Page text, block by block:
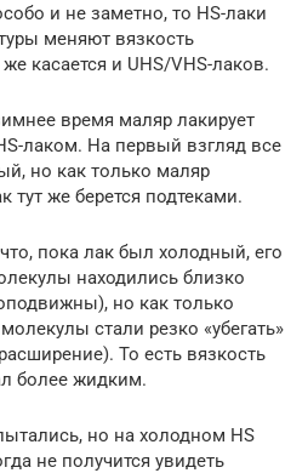
и не заметно, то HS-лаки
меняют вязкость
касается и UHS/VHS-лаков.
время маляр лакирует
лаком. На первый взгляд все
но как только маляр
тут же берется подтеками.
пока лак был холодный, его
находились близко
но как только
стали резко «убегать»
То есть вязкость
более жидким.
но на холодном HS
не получится увидеть